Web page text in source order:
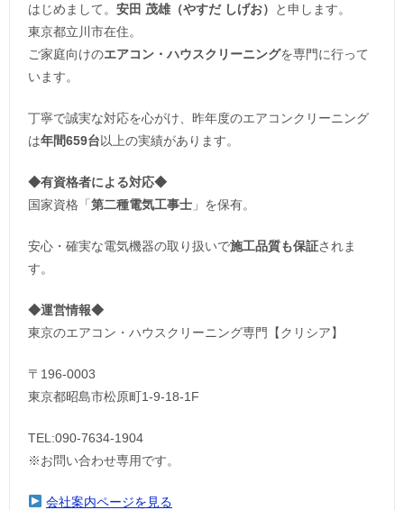
はじめまして。 安田 茂雄（やすだ しげお）
と申します。
東京都立川市在住。
ご家庭向けのエアコン・ハウスクリーニングを専門に行って
います。
丁寧で誠実な対応を心がけ、昨年度のエアコンクリーニング
は年間659台以上の実績があります。
◆有資格者による対応◆
国家資格「 第二種電気工事士 」を保有。
安心・確実な電気機器の取り扱いで施工品質も保証されま
す。
◆運営情報◆
東京のエアコン・ハウスクリーニング専門【クリシア】
〒196-0003
東京都昭島市松原町1-9‐18‐1F
TEL:090-7634-1904
※お問い合わせ専用です。
会社案内ページを見る